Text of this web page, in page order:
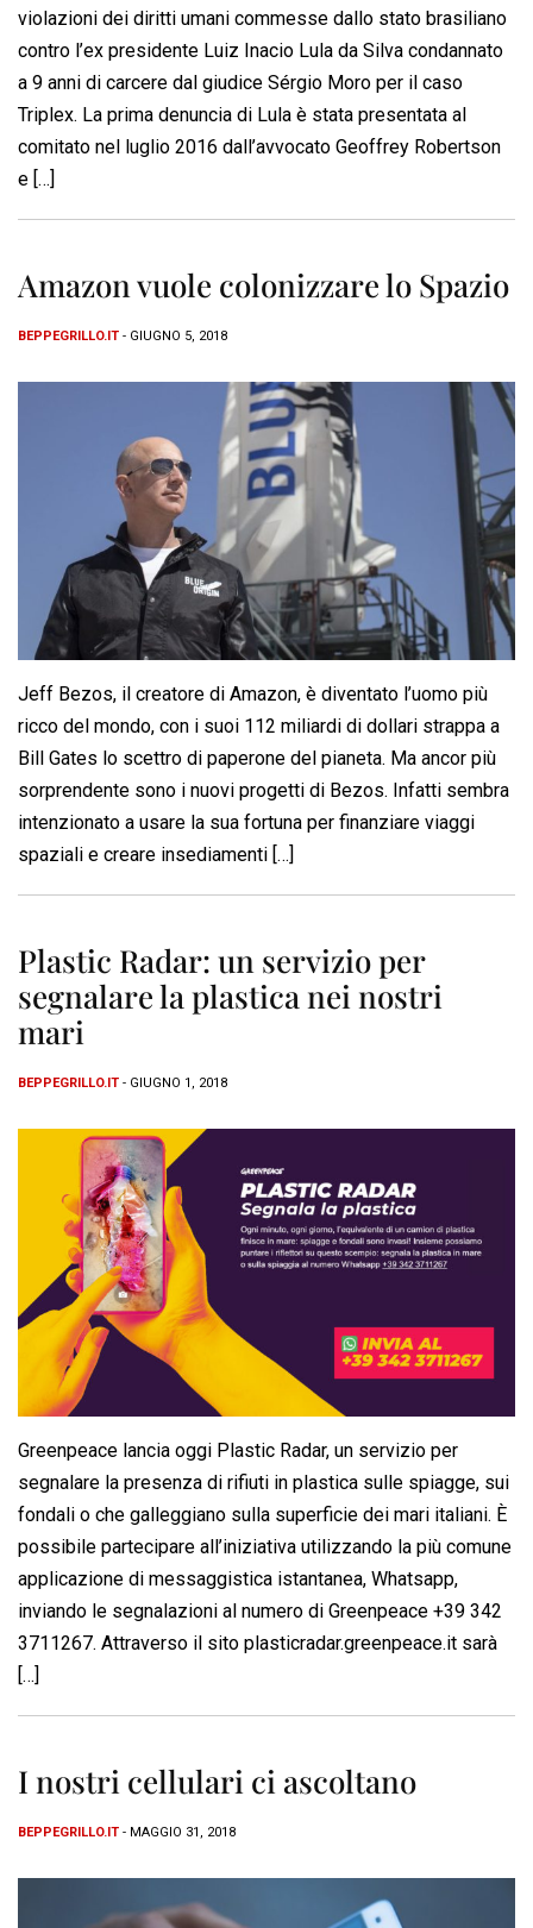
violazioni dei diritti umani commesse dallo stato brasiliano
contro l’ex presidente Luiz Inacio Lula da Silva condannato
a 9 anni di carcere dal giudice Sérgio Moro per il caso
Triplex. La prima denuncia di Lula è stata presentata al
comitato nel luglio 2016 dall’avvocato Geoffrey Robertson
e […]
Amazon vuole colonizzare lo Spazio
BEPPEGRILLO.IT - GIUGNO 5, 2018
Jeff Bezos, il creatore di Amazon, è diventato l’uomo più
ricco del mondo, con i suoi 112 miliardi di dollari strappa a
Bill Gates lo scettro di paperone del pianeta. Ma ancor più
sorprendente sono i nuovi progetti di Bezos. Infatti sembra
intenzionato a usare la sua fortuna per finanziare viaggi
spaziali e creare insediamenti […]
Plastic Radar: un servizio per
segnalare la plastica nei nostri
mari
BEPPEGRILLO.IT - GIUGNO 1, 2018
Greenpeace lancia oggi Plastic Radar, un servizio per
segnalare la presenza di rifiuti in plastica sulle spiagge, sui
fondali o che galleggiano sulla superficie dei mari italiani. È
possibile partecipare all’iniziativa utilizzando la più comune
applicazione di messaggistica istantanea, Whatsapp,
inviando le segnalazioni al numero di Greenpeace +39 342
3711267. Attraverso il sito plasticradar.greenpeace.it sarà
[…]
I nostri cellulari ci ascoltano
BEPPEGRILLO.IT - MAGGIO 31, 2018